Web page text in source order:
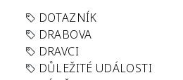
DOTAZNÍK
DRABOVA
DRAVCI
DŮLEŽITÉ UDÁLOSTI